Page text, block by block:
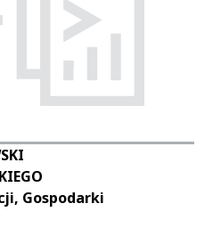
Gospodarki